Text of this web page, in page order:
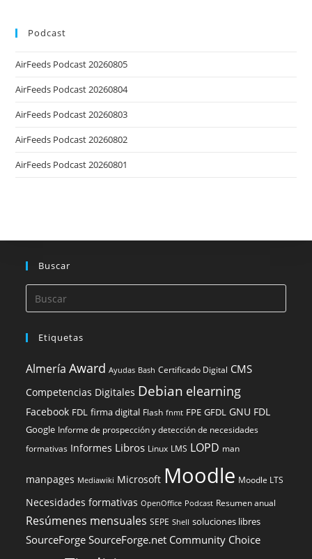
Podcast
AirFeeds Podcast 20260805
AirFeeds Podcast 20260804
AirFeeds Podcast 20260803
AirFeeds Podcast 20260802
AirFeeds Podcast 20260801
Buscar
Etiquetas
Almería Award Ayudas Bash Certificado Digital CMS
Competencias Digitales Debian elearning
Facebook FDL firma digital Flash fnmt FPE GFDL GNU FDL
Google Informe de prospección y detección de necesidades
formativas Informes Libros Linux LMS LOPD man
manpages Mediawiki Microsoft Moodle Moodle LTS
Necesidades formativas OpenOffice Podcast Resumen anual
Resúmenes mensuales SEPE Shell soluciones libres
SourceForge SourceForge.net Community Choice